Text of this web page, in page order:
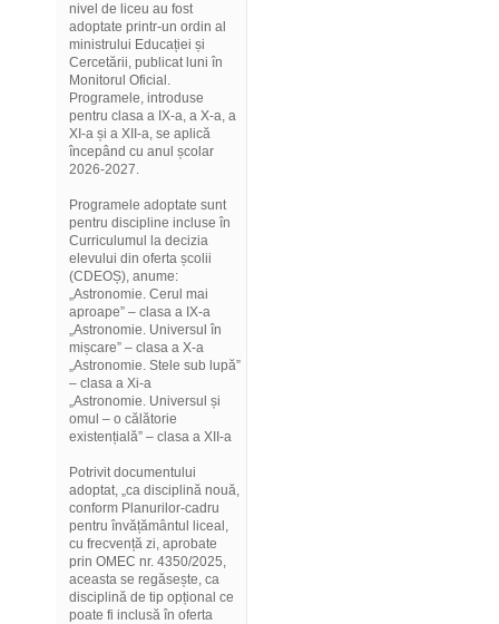
nivel de liceu au fost
adoptate printr-un ordin al
ministrului Educației și
Cercetării, publicat luni în
Monitorul Oficial.
Programele, introduse
pentru clasa a IX-a, a X-a, a
XI-a și a XII-a, se aplică
începând cu anul școlar
2026-2027.
Programele adoptate sunt
pentru discipline incluse în
Curriculumul la decizia
elevului din oferta școlii
(CDEOȘ), anume:
„Astronomie. Cerul mai
aproape” – clasa a IX-a
„Astronomie. Universul în
mișcare” – clasa a X-a
„Astronomie. Stele sub lupă”
– clasa a Xi-a
„Astronomie. Universul și
omul – o călătorie
existențială” – clasa a XII-a
Potrivit documentului
adoptat, „ca disciplină nouă,
conform Planurilor-cadru
pentru învățământul liceal,
cu frecvență zi, aprobate
prin OMEC nr. 4350/2025,
aceasta se regăsește, ca
disciplină de tip opțional ce
poate fi inclusă în oferta